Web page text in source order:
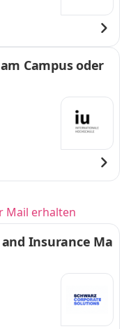
Campus oder
Mail erhalten
and Insurance Ma